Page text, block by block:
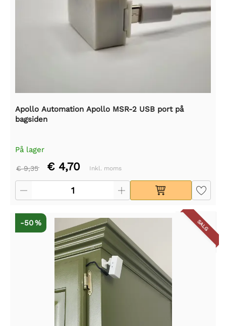
Apollo Automation Apollo MSR-2 USB port på
bagsiden
På lager
€ 9,35 € 4,70 Inkl. moms
SALG
-50 %